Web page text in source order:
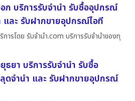
ก บริการรับจำนำ รับซื้ออุปกรณ์
และ รับฝากขายอุปกรณ์ไอที
ารโดย รับจํานํา.com บริการรับจำนำของทุ
ธยา บริการรับจำนำ รับซื้อ
ดจำนำ และ รับฝากขายอุปกรณ์